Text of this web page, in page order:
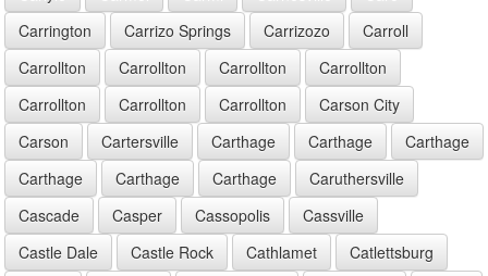
Carrington
Carrizo Springs Carrizozo
Carroll
Carrollton
Carrollton Carrollton
Carrollton
Carrollton
Carrollton Carrollton
Carson City
Carson
Cartersville Carthage Carthage
Carthage
Carthage
Carthage Carthage
Caruthersville
Cascade
Casper Cassopolis
Cassville
Castle Dale
Castle Rock Cathlamet
Catlettsburg